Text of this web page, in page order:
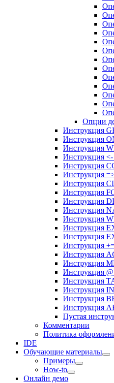
Опции
Инструкция
Инструкция
Инструкция
Инструкция
Инструкция
Инструкция
Инструкция
Инструкция
Инструкция
Инструкция
Инструкция
Инструкция
Инструкция
Инструкция
Инструкция
Инструкция
Инструкция @
Инструкция
Инструкция
Инструкция
Инструкция
Пустая
Комментарии
Политика
IDE
Обучающие материалы
Примеры
How-to
Онлайн демо